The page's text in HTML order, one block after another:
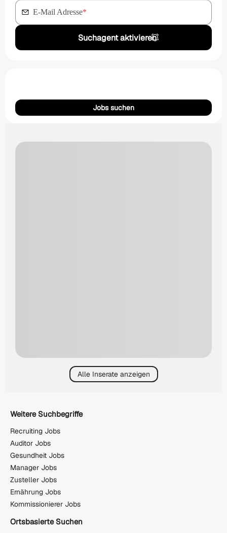
E-Mail Adresse*
Suchagent aktivieren
Jobs suchen
Alle Inserate anzeigen
Weitere Suchbegriffe
Recruiting Jobs
Auditor Jobs
Gesundheit Jobs
Manager Jobs
Zusteller Jobs
Ernährung Jobs
Kommissionierer Jobs
Ortsbasierte Suchen